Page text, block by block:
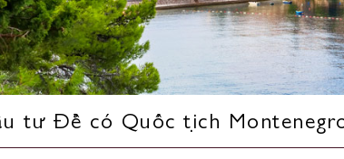
tư Để có Quốc tịch